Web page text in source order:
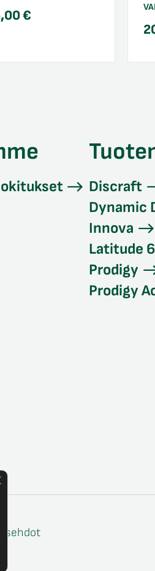
€
Discraft
Dynamic
Innova
Latitude
Prodigy
Prodigy
evästebanneri